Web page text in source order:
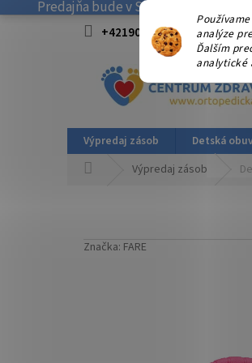
analýze
Ďalším
analytické
Predajňa bude v SOBOTU
+421908915827 od 15:00-
Výpredaj zásob Detská
DomovVýpredaj zásob
Značka: FARE